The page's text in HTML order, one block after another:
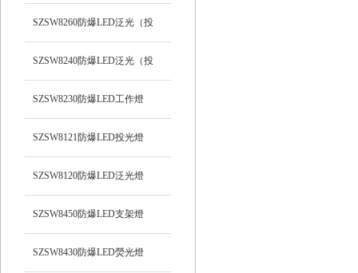
SZSW8260防爆LED泛光（投
光）工作燈
SZSW8240防爆LED泛光（投
光）工作燈
SZSW8230防爆LED工作燈
SZSW8121防爆LED投光燈
SZSW8120防爆LED泛光燈
SZSW8450防爆LED支架燈
SZSW8430防爆LED熒光燈